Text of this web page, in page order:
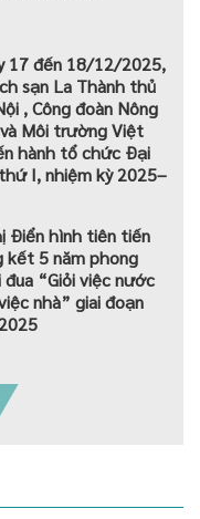
17 đến 18/12/2025,
sạn La Thành thủ
, Công đoàn Nông
Môi trường Việt
hành tổ chức Đại
I, nhiệm kỳ 2025–
Điển hình tiên tiến
kết 5 năm phong
“Giỏi việc nước
nhà” giai đoạn